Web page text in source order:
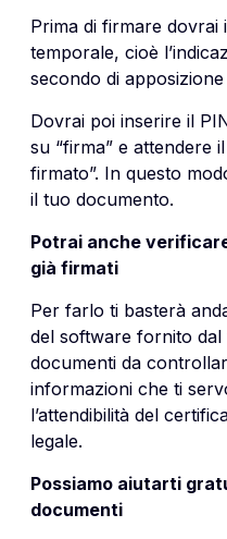
Prima di firmare
temporale, cioè
secondo di
Dovrai poi inserire il
su “firma” e attendere
firmato”. In questo
il tuo documento.
Potrai anche
già firmati
Per farlo ti basterà
del software fornito
documenti da
informazioni che ti
l’attendibilità del
legale.
Possiamo aiutarti
documenti